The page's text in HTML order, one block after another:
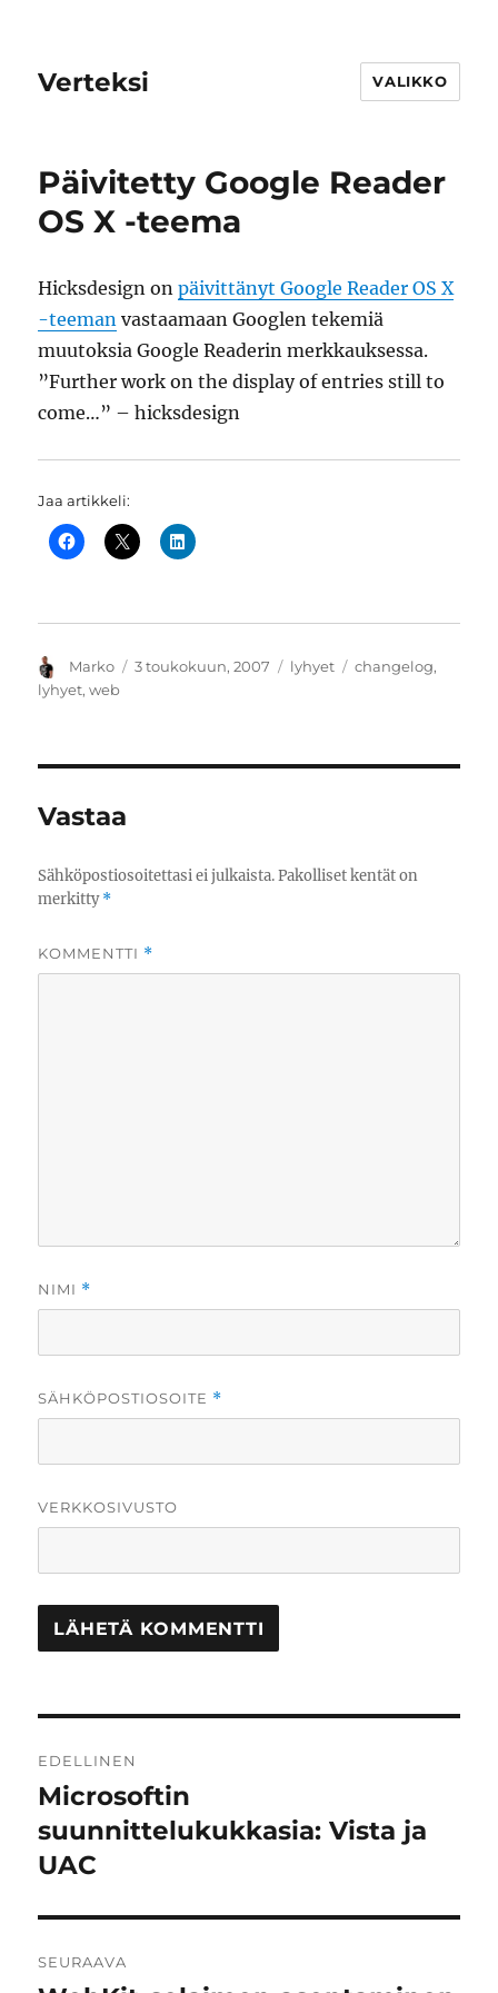
Verteksi VALIKKO
Päivitetty Google Reader
OS X -teema
Hicksdesign onpäivittänyt Google Reader OS X
-teeman vastaamaan Googlen tekemiä
muutoksia Google Readerin merkkauksessa.
”Further work on the display of entries still to
come…” – hicksdesign
Jaa artikkeli:
Kirjoittaja
Marko Julkaistu
3 toukokuun, 2007 Kategoriat
lyhyet Avainsanat
changelog,
lyhyet,web
Vastaa
Sähköpostiosoitettasi ei julkaista. Pakolliset kentät on
merkitty*
KOMMENTTI *
NIMI *
SÄHKÖPOSTIOSOITE *
VERKKOSIVUSTO
selaus
EDELLINEN
Edellinen
artikkeli:
Microsoftin
suunnittelukukkasia: Vista ja
UAC
SEURAAVA